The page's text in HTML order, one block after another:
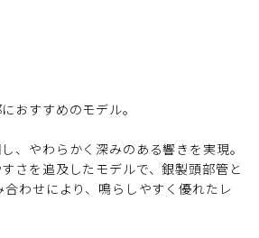
おすすめのモデル。
、やわらかく深みのある響きを実現。
さを追及したモデルで、銀製頭部管と
わせにより、鳴らしやすく優れたレ